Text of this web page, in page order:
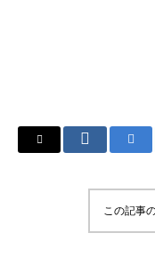
この記事